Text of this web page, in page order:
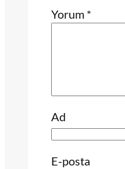
Yorum *
Ad
E-posta